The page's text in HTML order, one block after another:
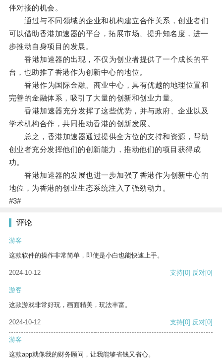
伴对接的机会。
通过与不同领域的企业和机构建立合作关系，创业者们
可以借助香港加速器的平台，拓展市场、提升知名度，进一
步推动自身项目的发展。
香港加速器的出现，不仅为创业者提供了一个成长的平
台，也助推了香港作为创新中心的地位。
香港作为国际金融、商业中心，具有优越的地理位置和
完善的金融体系，吸引了大量的创新和创业力量。
香港加速器充分发挥了这些优势，并与政府、企业以及
学术机构合作，共同推动香港的创新发展。
总之，香港加速器通过提供全方位的支持和资源，帮助
创业者充分发挥他们的创新能力，推动他们的项目获得成
功。
香港加速器的发展也进一步加强了香港作为创新中心的
地位，为香港的创业生态系统注入了强劲动力。
#3#
评论
游客
这款软件的操作非常简单，即使是小白也能快速上手。
2024-10-12 支持[0] 反对[0]
游客
这款游戏非常好玩，画面精美，玩法丰富。
2024-10-12 支持[0] 反对[0]
游客
这款app就像我的财务顾问，让我能够省钱又省心。